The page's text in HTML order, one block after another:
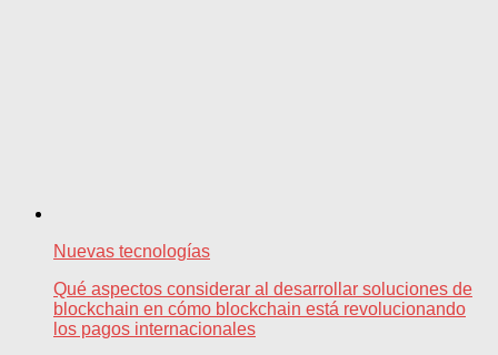
Nuevas tecnologías
Qué aspectos considerar al desarrollar soluciones de
blockchain en cómo blockchain está revolucionando
los pagos internacionales